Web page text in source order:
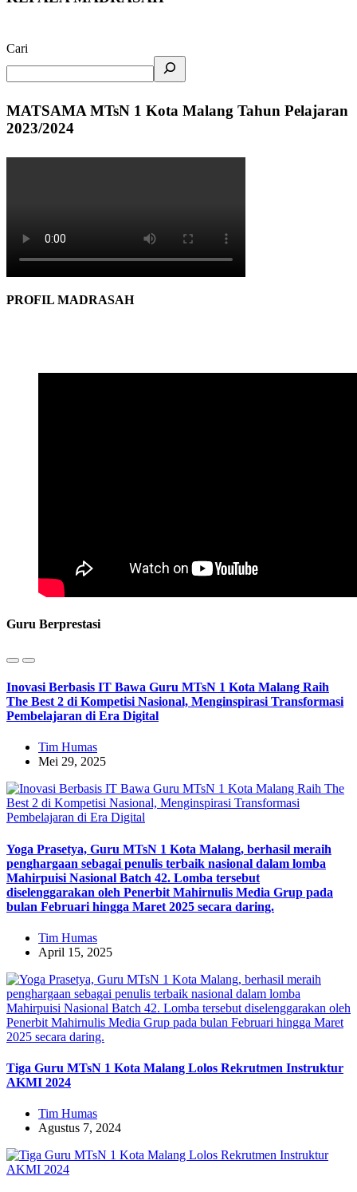
Cari
MATSAMA MTsN 1 Kota Malang Tahun Pelajaran
2023/2024
PROFIL MADRASAH
Guru Berprestasi
Inovasi Berbasis IT Bawa Guru MTsN 1 Kota Malang Raih
The Best 2 di Kompetisi Nasional, Menginspirasi Transformasi
Pembelajaran di Era Digital
Tim Humas
Mei 29, 2025
Yoga Prasetya, Guru MTsN 1 Kota Malang, berhasil meraih
penghargaan sebagai penulis terbaik nasional dalam lomba
Mahirpuisi Nasional Batch 42. Lomba tersebut
diselenggarakan oleh Penerbit Mahirnulis Media Grup pada
bulan Februari hingga Maret 2025 secara daring.
Tim Humas
April 15, 2025
Tiga Guru MTsN 1 Kota Malang Lolos Rekrutmen Instruktur
AKMI 2024
Tim Humas
Agustus 7, 2024